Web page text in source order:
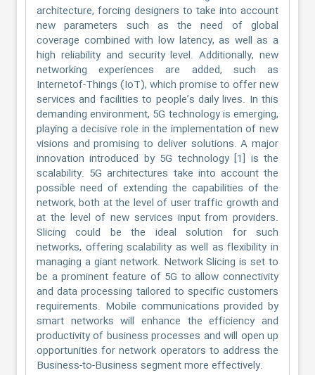
architecture, forcing designers to take into account
new parameters such as the need of global
coverage combined with low latency, as well as a
high reliability and security level. Additionally, new
networking experiences are added, such as
Internetof-Things (IoT), which promise to offer new
services and facilities to people’s daily lives. In this
demanding environment, 5G technology is emerging,
playing a decisive role in the implementation of new
visions and promising to deliver solutions. A major
innovation introduced by 5G technology [1] is the
scalability. 5G architectures take into account the
possible need of extending the capabilities of the
network, both at the level of user traffic growth and
at the level of new services input from providers.
Slicing could be the ideal solution for such
networks, offering scalability as well as flexibility in
managing a giant network. Network Slicing is set to
be a prominent feature of 5G to allow connectivity
and data processing tailored to specific customers
requirements. Mobile communications provided by
smart networks will enhance the efficiency and
productivity of business processes and will open up
opportunities for network operators to address the
Business-to-Business segment more effectively.